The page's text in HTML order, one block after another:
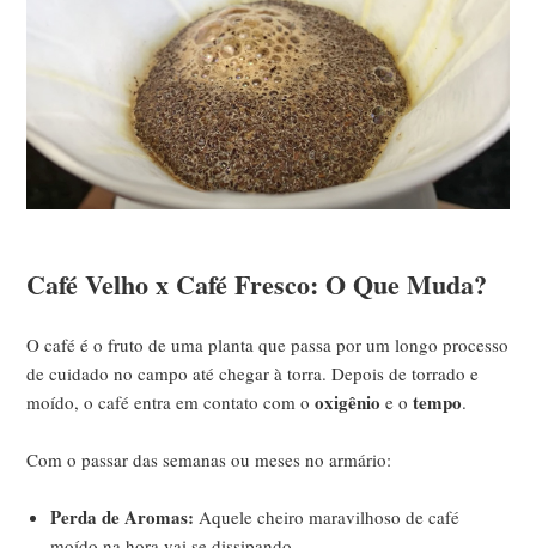
Café Velho x Café Fresco: O Que Muda?
O café é o fruto de uma planta que passa por um longo processo
de cuidado no campo até chegar à torra. Depois de torrado e
moído, o café entra em contato com ooxigênio e otempo.
Com o passar das semanas ou meses no armário:
Perda de Aromas: Aquele cheiro maravilhoso de café